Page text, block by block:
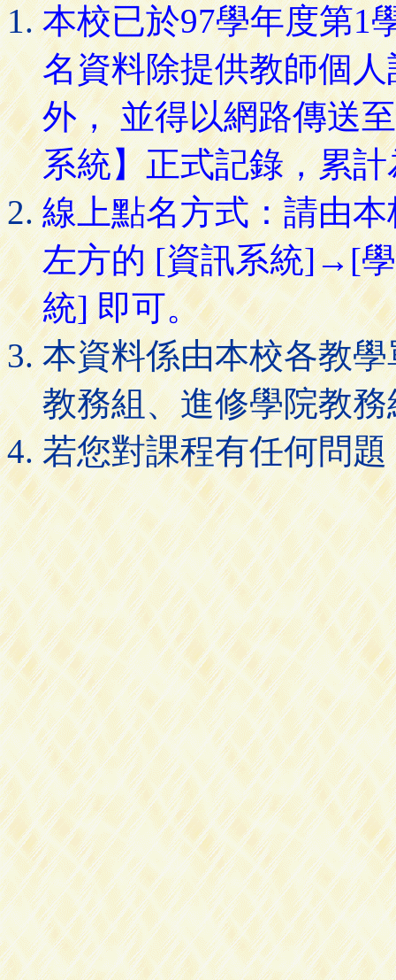
本校已於97學年度第1
名資料除提供教師個
外， 並得以網路傳送
系統】正式記錄，累
線上點名方式：請由
左方的 [資訊系統]→[
統] 即可。
本資料係由本校各教
教務組、進修學院教
若您對課程有任何問